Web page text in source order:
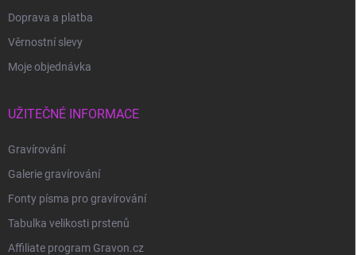
Doprava a platba
Věrnostní slevy
Moje objednávka
UŽITEČNÉ INFORMACE
Gravírování
Galerie gravírování
Fonty písma pro gravírování
Tabulka velikosti prstenů
Affiliate program Gravon.cz